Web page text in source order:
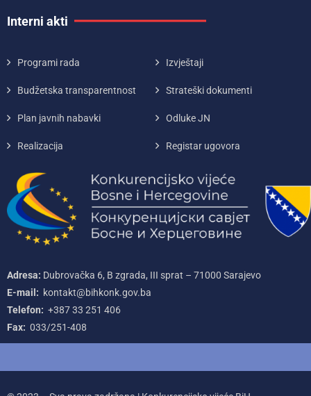
Interni akti
Programi rada Izvještaji
Budžetska transparentnost Strateški dokumenti
Plan javnih nabavki Odluke JN
Realizacija Registar ugovora
Adresa: Dubrovačka 6, B zgrada, III sprat – 71000‌ Sarajevo
E-mail: kontakt@bihkonk.gov.ba
Telefon: +387‌ 33‌ 251‌ 406
Fax: 033/251-408